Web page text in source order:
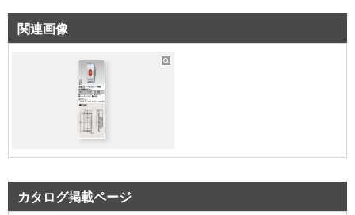
関連画像
カタログ掲載ページ